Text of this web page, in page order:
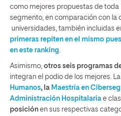
como mejores propuestas de toda
segmento, en comparación con la
universidades, también incluidas
primeras repiten en el mismo
en este ranking
Asimismo, otros seis programas
integran el podio de los mejores. La
Humanos, la Maestría en
Administración Hospitalaria e
posición en sus respectivas